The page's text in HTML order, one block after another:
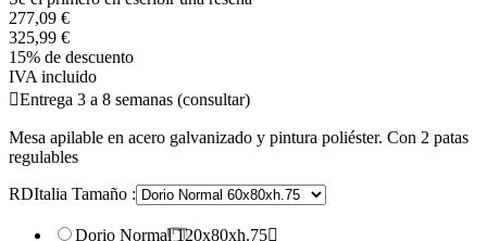
277,09 €
325,99 €
15% de descuento
IVA incluido
Entrega 3 a 8 semanas (consultar)
Mesa apilable en acero galvanizado y pintura poliéster. Con 2 patas
regulables
RDItalia Tamaño :
Dorio Normal 120x80xh.75